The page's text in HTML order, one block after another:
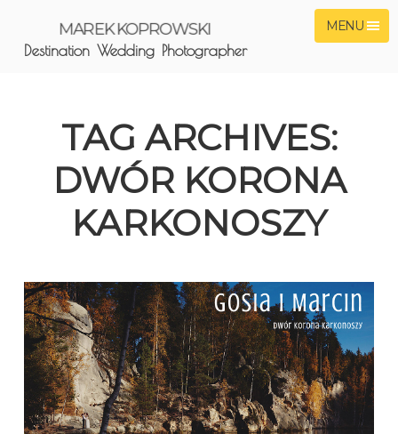
MENU
MAREK KOPROWSKI
Destination Wedding Photographer
TAG ARCHIVES:
DWÓR KORONA
KARKONOSZY